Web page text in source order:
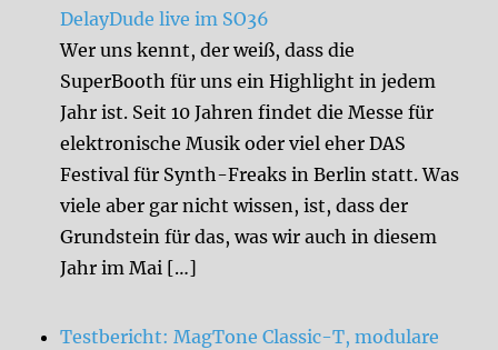
DelayDude live im SO36
Wer uns kennt, der weiß, dass die
SuperBooth für uns ein Highlight in jedem
Jahr ist. Seit 10 Jahren findet die Messe für
elektronische Musik oder viel eher DAS
Festival für Synth-Freaks in Berlin statt. Was
viele aber gar nicht wissen, ist, dass der
Grundstein für das, was wir auch in diesem
Jahr im Mai […]
Testbericht: MagTone Classic-T, modulare